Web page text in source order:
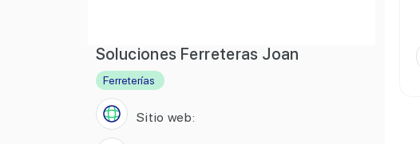
Soluciones Ferreteras Joan
Ferreterías
Sitio web: